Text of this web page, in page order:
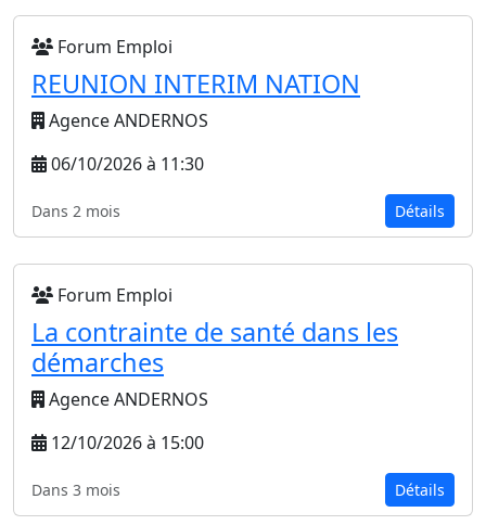
Forum Emploi
REUNION INTERIM NATION
Agence ANDERNOS
06/10/2026 à 11:30
Dans 2 mois Détails
Forum Emploi
La contrainte de santé dans les
démarches
Agence ANDERNOS
12/10/2026 à 15:00
Dans 3 mois Détails